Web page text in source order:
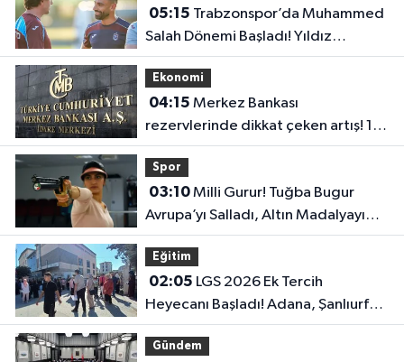
05:15
Salah Dönemi Başladı! Yıldız
Futbolcu İlk Antrenmanına Çıktı..
Ekonomi
04:15
rezervlerinde dikkat çeken artış! 1
haftada 1,8 milyar dolar yükseldi..
Spor
03:10Milli Gurur! Tuğba Bugur
Avrupa’yı Salladı, Altın Madalyayı
Türkiye’ye Getirdi..
Eğitim
02:05
Heyecanı Başladı! Adana, Şanlıurfa
ve Gaziantep Lise Taban Puanları..
Gündem